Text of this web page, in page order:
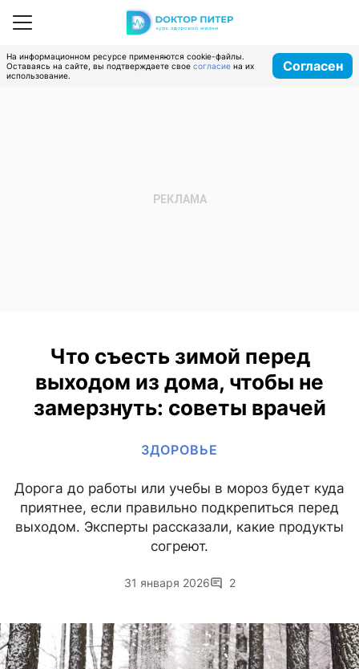
На информационном ресурсе применяются cookie-файлы.
Оставаясь на сайте, вы подтверждаете свое согласие на их
использование.
Согласен
Что съесть зимой перед
выходом из дома, чтобы не
замерзнуть: советы врачей
ЗДОРОВЬЕ
Дорога до работы или учебы в мороз будет куда
приятнее, если правильно подкрепиться перед
выходом. Эксперты рассказали, какие продукты
согреют.
31 января 2026 2